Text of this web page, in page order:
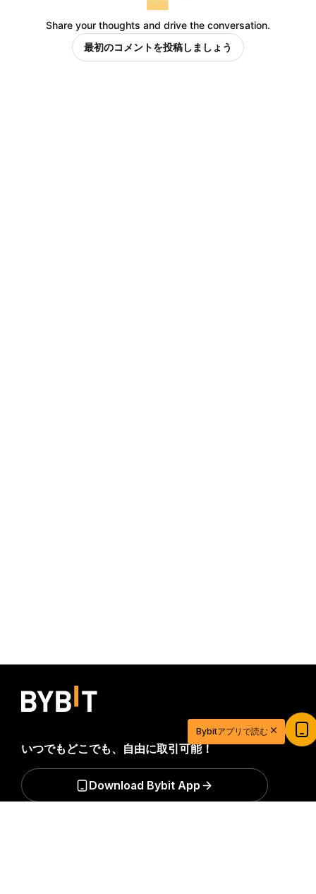
Share your thoughts and drive the conversation.
最初のコメントを投稿しましょう
いつでもどこでも、自由に取引可能！
Download Bybit App
20ドル相当の特典ゲットで取引を始めよう
新規登録＆取引で20ドル相当の獲得チャンス！Bybitアプリで読む